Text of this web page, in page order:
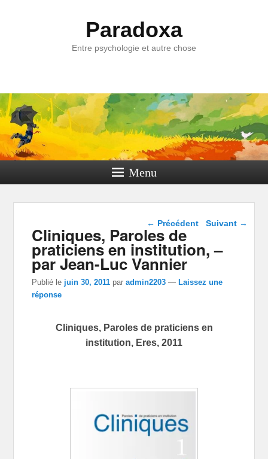
Paradoxa
Entre psychologie et autre chose
Menu
Navigation dans les
← Précédent Suivant →
Cliniques, Paroles de
praticiens en institution, –
par Jean-Luc Vannier
Publié le juin 30, 2011 paradmin2203 —Laissez une
réponse
Cliniques, Paroles de praticiens en
institution, Eres, 2011